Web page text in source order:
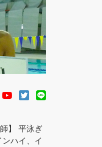
】 平泳ぎ
ハイ、イ